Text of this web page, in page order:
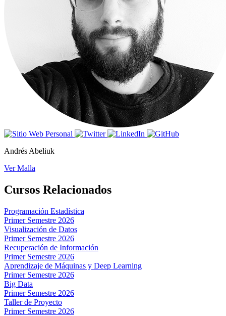
Andrés Abeliuk
Ver Malla
Cursos Relacionados
Programación Estadística
Primer Semestre 2026
Visualización de Datos
Primer Semestre 2026
Recuperación de Información
Primer Semestre 2026
Aprendizaje de Máquinas y Deep Learning
Primer Semestre 2026
Big Data
Primer Semestre 2026
Taller de Proyecto
Primer Semestre 2026